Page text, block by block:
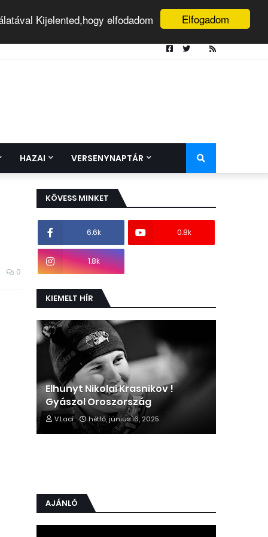
Elfogadom
Kijelented,hogy elfodadom
HAZAI VERSENYNAPTÁR
0
KÖVESS MINKET
6.6k 0.8k
1.8k
KIEMELT HÍR
Elhunyt Nikolai Krasnikov !
Gyászol Oroszország
V.Laci hétfő, június 16, 2025
AJÁNLÓ